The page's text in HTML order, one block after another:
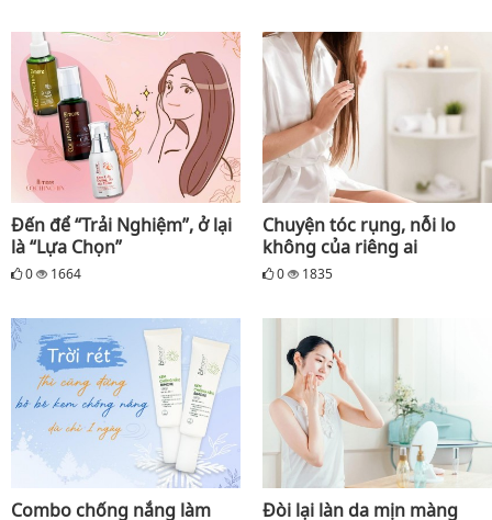
Đến để “Trải Nghiệm”, ở lại
là “Lựa Chọn”
0 1664
Chuyện tóc rụng, nỗi lo
không của riêng ai
0 1835
Combo chống nắng làm
Đòi lại làn da mịn màng